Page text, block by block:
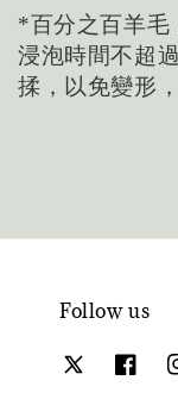
*百分之百羊毛
浸泡時間不超
揉，以免變形
Follow us